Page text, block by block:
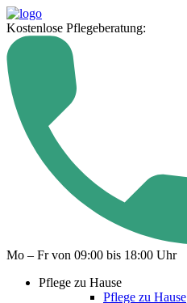
Kostenlose Pflegeberatung:
Mo – Fr von 09:00 bis 18:00 Uhr
Pflege zu Hause
Pflege zu Hause